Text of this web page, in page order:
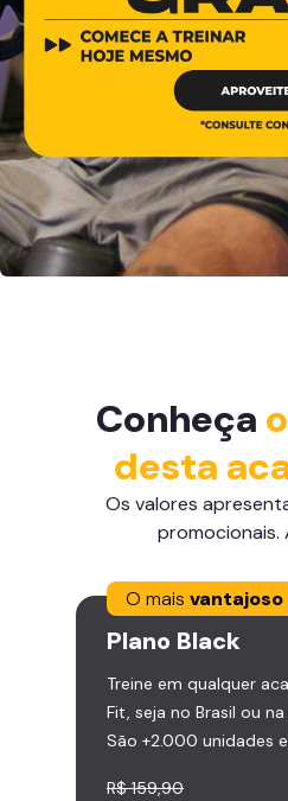
Conheça
desta
Os valores
promocionais.
O mais vantajoso
Plano Black
Treine em qualquer
Fit, seja no Brasil ou
São +2.000 unidades
R$ 159,90